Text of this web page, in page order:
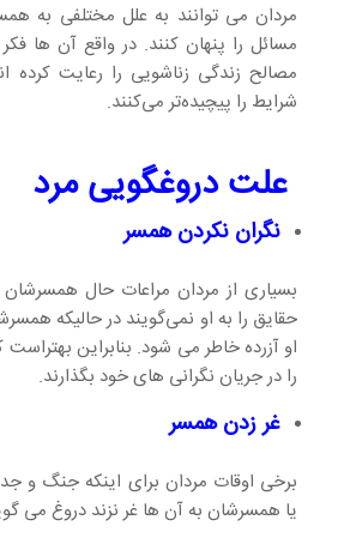
مردان می توانند به علل مختلفی به
مسائل را پنهان کنند. در واقع آن ها
مصالح زندگی زناشویی را رعایت کرده
شرایط را پیچیده‌تر می‌کنند.
علت دروغگویی مرد
نگران نکردن همسر
بسیاری از مردان مراعات حال
حقایق را به او نمی‌گویند در حالیکه
او آزرده خاطر می شود. بنابراین
را در جریان نگرانی های خود بگذارند.
غر زدن همسر
برخی اوقات مردان برای اینکه جنگ و
یا همسرشان به آن ها غر نزند دروغ می